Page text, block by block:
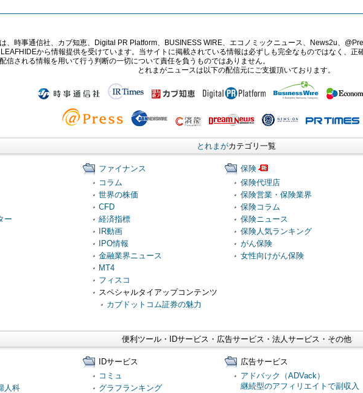
、時事通信社、カブ知恵、Digital PR Platform、BUSINESS WIRE、エコノミックニュース、News2u、
から情報提供を受けています。当サイトに掲載されている情報は必ずしも完全なものではなく、
信される情報を用いて行う判断の一切について責任を負うものではありません。
とれまがニュースは以下の配信元にご支援頂いております。
とれまがカテゴリ一覧
ー
ファイナンス
コラム
世界の株価
CFD
経済指標
IR動画
IPO情報
金融業界ニュース
MT4
フィスコ
スペシャルタイアップコンテンツ
カブドットコム証券の魅力
保険
保険代理店
保険営業・保険業界
保険コラム
保険ニュース
保険人気ランキング
がん保険
女性向けがん保険
便利ツール・IDサービス・広告サービス・法人サービス・その他
人科
IDサービス
コミュ
グラフランキング
広告サービス
アドバック（ADVack）
継続型のアフィリエイトで副収入